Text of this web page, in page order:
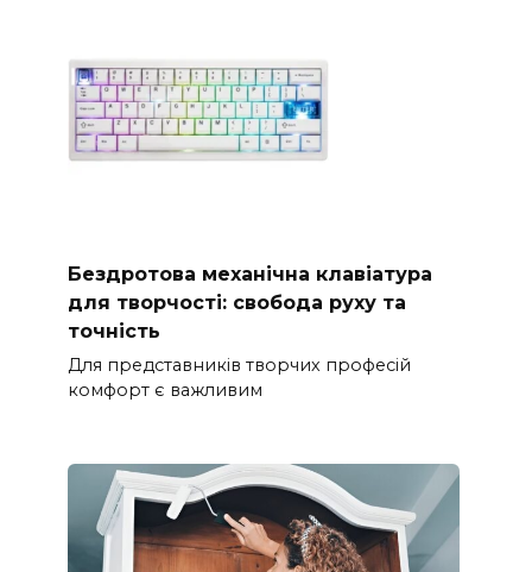
Бездротова механічна клавіатура
для творчості: свобода руху та
точність
Для представників творчих професій
комфорт є важливим